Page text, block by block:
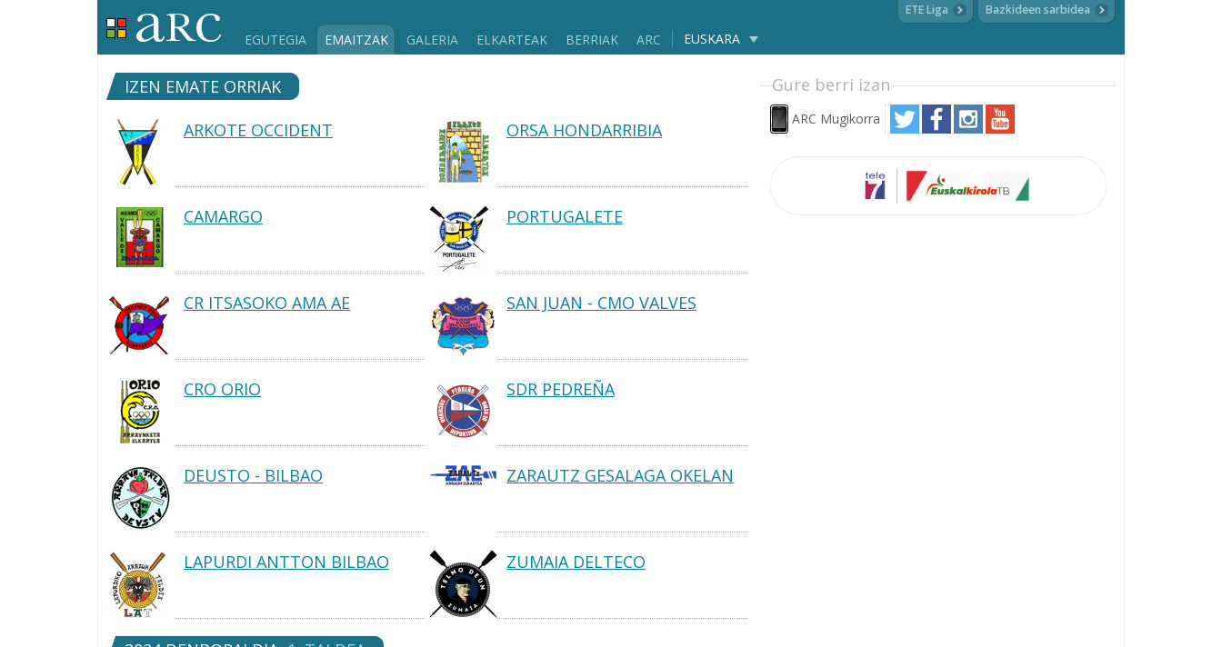
EGUTEGIA EMAITZAK GALERIA ELKARTEAK BERRIAK ARC EUSKARA
ETE Liga Bazkideen sarbidea
IZEN EMATE ORRIAK
ARKOTE OCCIDENT
CAMARGO
CR ITSASOKO AMA AE
CRO ORIO
DEUSTO - BILBAO
LAPURDI ANTTON BILBAO
ORSA HONDARRIBIA
PORTUGALETE
SAN JUAN - CMO VALVES
SDR PEDREÑA
ZARAUTZ GESALAGA OKELAN
ZUMAIA DELTECO
Gure berri izan
ARC Mugikorra